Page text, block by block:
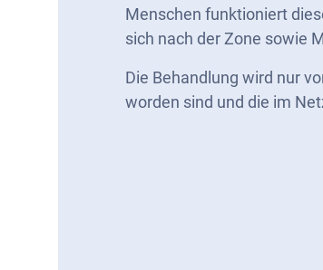
Menschen funktioniert
sich nach der Zone sowie
Die Behandlung wird nur
worden sind und die im